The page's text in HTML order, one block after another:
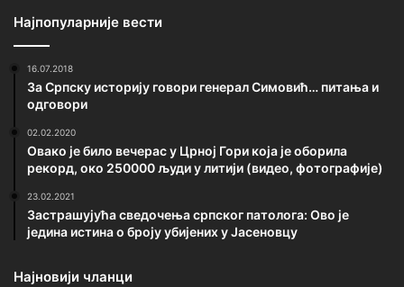
Најпопуларније вести
16.07.2018
За Српску историју говори генерал Симовић… питања и
одговори
02.02.2020
Овако је било вечерас у Црној Гори која је оборила
рекорд, око 250000 људи у литији (видео, фотографије)
23.02.2021
Застрашујућа сведочења српског патолога: Ово је
једина истина о броју убијених у Јасеновцу
Најновији чланци